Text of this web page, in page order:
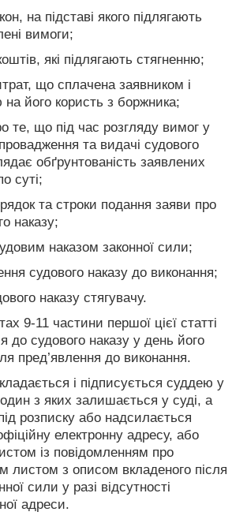
на підставі якого підлягають
вимоги;
які підлягають стягненню;
що сплачена заявником і
на його користь з боржника;
те, що під час розгляду вимог у
та видачі судового
обґрунтованість заявлених
суті;
та строки подання заяви про
наказу;
наказом законної сили;
судового наказу до виконання;
наказу стягувачу.
9-11 частини першої цієї статті
до судового наказу у день його
пред’явлення до виконання.
і підписується суддею у
з яких залишається у суді, а
розписку або надсилається
електронну адресу, або
із повідомленням про
листом з описом вкладеного після
сили у разі відсутності
адреси.